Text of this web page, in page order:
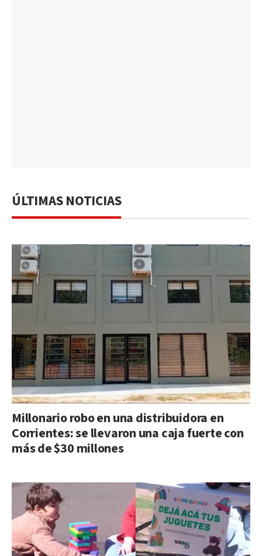
ÚLTIMAS NOTICIAS
Millonario robo en una distribuidora en
Corrientes: se llevaron una caja fuerte con
más de $30 millones